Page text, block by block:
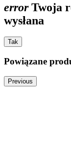
errorTwoja
wysłana
Tak
Powiązane
Previous